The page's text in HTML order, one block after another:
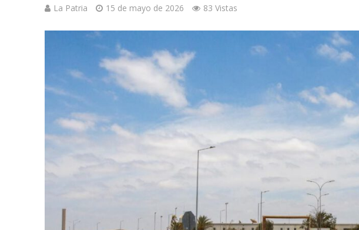
La Patria 15 de mayo de 2026 83 Vistas